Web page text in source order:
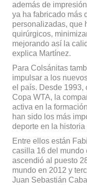
además de
ya ha fabricado más
personalizadas, que
quirúrgicos,
mejorando así la
explica Martínez.
Para Colsánitas
impulsar a los
el país. Desde 1993,
Copa WTA, la
activa en la
han sido los más
deporte en la
Entre ellos están
casilla 16 del mundo
ascendió al puesto
mundo en 2012 y
Juan Sebastián